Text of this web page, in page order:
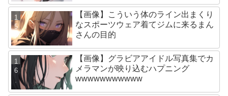
【画像】こういう体のライン出まくり
なスポーツウェア着てジムに来るまん
さんの目的
【画像】グラビアアイドル写真集でカ
メラマンが映り込むハプニング
wwwwwwwwwww